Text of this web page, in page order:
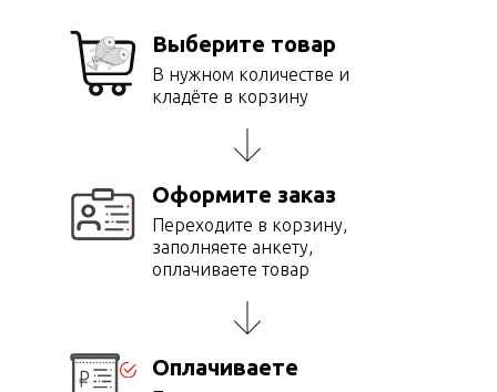
Выберите товар
В нужном количестве и
кладёте в корзину
Оформите заказ
Переходите в корзину,
заполняете анкету,
оплачиваете товар
Оплачиваете